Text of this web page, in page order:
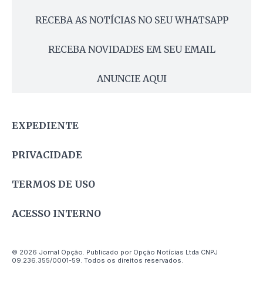
RECEBA AS NOTÍCIAS NO SEU WHATSAPP
RECEBA NOVIDADES EM SEU EMAIL
ANUNCIE AQUI
EXPEDIENTE
PRIVACIDADE
TERMOS DE USO
ACESSO INTERNO
© 2026 Jornal Opção. Publicado por Opção Notícias Ltda CNPJ
09.236.355/0001-59. Todos os direitos reservados.